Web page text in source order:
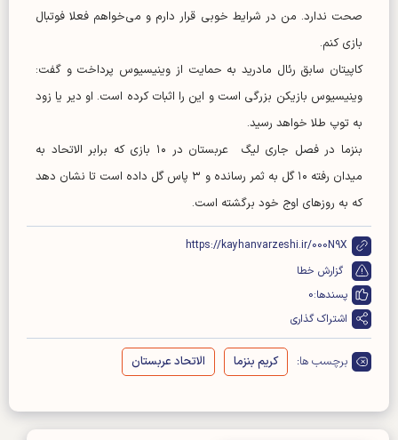
صحت ندارد. من در شرایط خوبی قرار دارم و می‌خواهم فعلا فوتبال
بازی کنم.
کاپیتان سابق رئال مادرید به حمایت از وینیسیوس پرداخت و گفت:
وینیسیوس بازیکن بزرگی است و این را اثبات کرده است. او دیر یا زود
به توپ طلا خواهد رسید.
بنزما در فصل جاری لیگ عربستان در ۱۰ بازی که برابر الاتحاد به
میدان رفته ۱۰ گل به ثمر رسانده و ۳ پاس گل داده است تا نشان دهد
که به روزهای اوج خود برگشته است.
https://kayhanvarzeshi.ir/000N9X
گزارش خطا
پسندها:0
اشتراک گذاری
برچسب ها: کریم بنزما الاتحاد عربستان